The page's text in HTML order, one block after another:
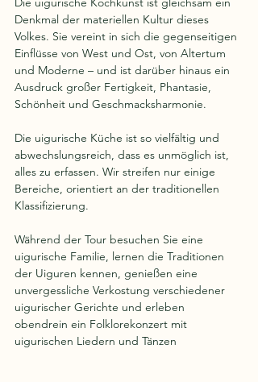
Denkmal der materiellen Kultur dieses
Volkes. Sie vereint in sich die gegenseitigen
Einflüsse von West und Ost, von Altertum
und Moderne – und ist darüber hinaus ein
Ausdruck großer Fertigkeit, Phantasie,
Schönheit und Geschmacksharmonie.
Die uigurische Küche ist so vielfältig und
abwechslungsreich, dass es unmöglich ist,
alles zu erfassen. Wir streifen nur einige
Bereiche, orientiert an der traditionellen
Klassifizierung.
Während der Tour besuchen Sie eine
uigurische Familie, lernen die Traditionen
der Uiguren kennen, genießen eine
unvergessliche Verkostung verschiedener
uigurischer Gerichte und erleben
obendrein ein Folklorekonzert mit
uigurischen Liedern und Tänzen